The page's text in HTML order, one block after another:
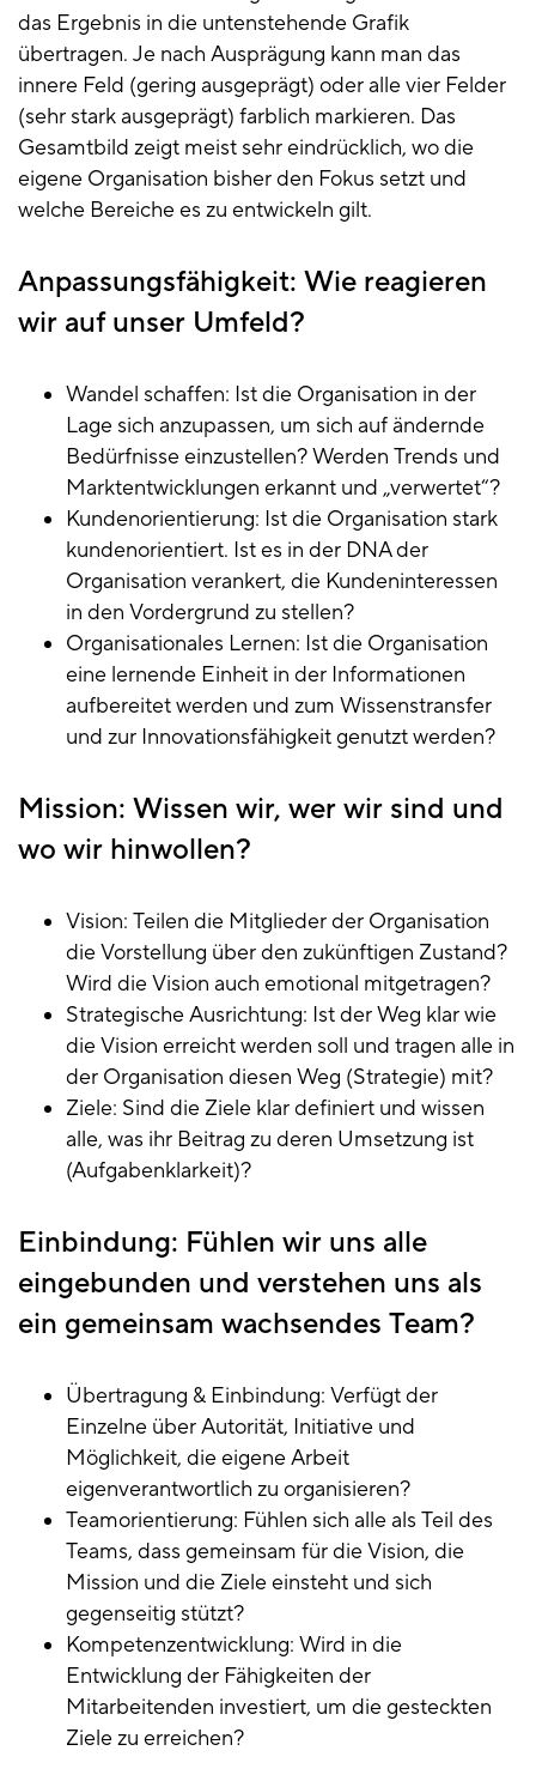
das Ergebnis in die untenstehende Grafik
übertragen. Je nach Ausprägung kann man das
innere Feld (gering ausgeprägt) oder alle vier Felder
(sehr stark ausgeprägt) farblich markieren. Das
Gesamtbild zeigt meist sehr eindrücklich, wo die
eigene Organisation bisher den Fokus setzt und
welche Bereiche es zu entwickeln gilt.
Anpassungsfähigkeit: Wie reagieren
wir auf unser Umfeld?
Wandel schaffen: Ist die Organisation in der
Lage sich anzupassen, um sich auf ändernde
Bedürfnisse einzustellen? Werden Trends und
Marktentwicklungen erkannt und „verwertet“?
Kundenorientierung: Ist die Organisation stark
kundenorientiert. Ist es in der DNA der
Organisation verankert, die Kundeninteressen
in den Vordergrund zu stellen?
Organisationales Lernen: Ist die Organisation
eine lernende Einheit in der Informationen
aufbereitet werden und zum Wissenstransfer
und zur Innovationsfähigkeit genutzt werden?
Mission: Wissen wir, wer wir sind und
wo wir hinwollen?
Vision: Teilen die Mitglieder der Organisation
die Vorstellung über den zukünftigen Zustand?
Wird die Vision auch emotional mitgetragen?
Strategische Ausrichtung: Ist der Weg klar wie
die Vision erreicht werden soll und tragen alle in
der Organisation diesen Weg (Strategie) mit?
Ziele: Sind die Ziele klar definiert und wissen
alle, was ihr Beitrag zu deren Umsetzung ist
(Aufgabenklarkeit)?
Einbindung: Fühlen wir uns alle
eingebunden und verstehen uns als
ein gemeinsam wachsendes Team?
Übertragung & Einbindung: Verfügt der
Einzelne über Autorität, Initiative und
Möglichkeit, die eigene Arbeit
eigenverantwortlich zu organisieren?
Teamorientierung: Fühlen sich alle als Teil des
Teams, dass gemeinsam für die Vision, die
Mission und die Ziele einsteht und sich
gegenseitig stützt?
Kompetenzentwicklung: Wird in die
Entwicklung der Fähigkeiten der
Mitarbeitenden investiert, um die gesteckten
Ziele zu erreichen?